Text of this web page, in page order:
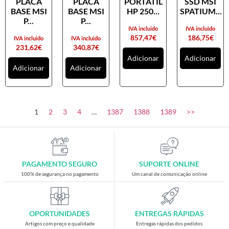
Placas gráficas
SAIS
Ventoínhas
Computadores
All-in-One
Gaming
Acessórios gaming
Cadeiras gaming
Merchandising
BASE MSI
P...
231,62€
IVA incluido
Adicionar
BASE MSI
P...
340,87€
IVA incluido
Adicionar
HP 250...
857,47€
IVA incluido
Adicionar
SPATIUM...
186,75€
IVA incluido
Adicionar
1 2 3 4 … 1387 1388 1389 >>
PAGAMENTO SEGURO
100% de segurança no pagamento
SUPORTE ONLINE
Um canal de comunicação online
OPORTUNIDADES
Artigos com preço e qualidade
ENTREGAS RÁPIDAS
Entregas rápidas dos pedidos